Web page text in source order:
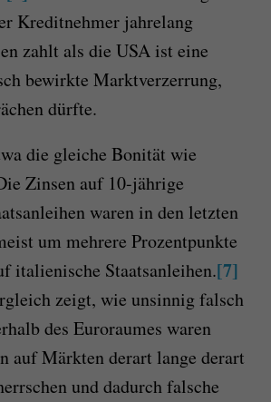
Kreditnehmer jahrelang
zahlt als die USA ist eine
bewirkte Marktverzerrung,
dürfte.
die gleiche Bonität wie
Zinsen auf 10-jährige
waren in den letzten
um mehrere Prozentpunkte
italienische Staatsanleihen.[7]
zeigt, wie unsinnig falsch
des Euroraumes waren
auf Märkten derart lange derart
und dadurch falsche